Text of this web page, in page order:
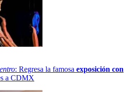
: Regresa la famosa exposición con
a CDMX